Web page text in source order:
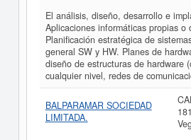
El análisis, diseño, desarrollo e
Aplicaciones informáticas propias o
Planificación estratégica de
general SW y HW. Planes de
diseño de estructuras de hardware
cualquier nivel, redes de
BALPARAMAR SOCIEDAD
LIMITADA.